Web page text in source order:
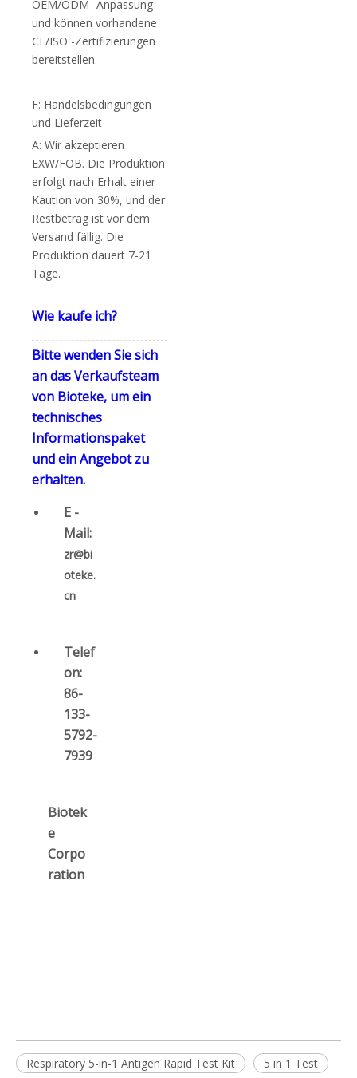
OEM/ODM -Anpassung
und können vorhandene
CE/ISO -Zertifizierungen
bereitstellen.
F: Handelsbedingungen
und Lieferzeit
A: Wir akzeptieren
EXW/FOB. Die Produktion
erfolgt nach Erhalt einer
Kaution von 30%, und der
Restbetrag ist vor dem
Versand fällig. Die
Produktion dauert 7-21
Tage.
Wie kaufe ich?
Bitte wenden Sie sich
an das Verkaufsteam
von Bioteke, um ein
technisches
Informationspaket
und ein Angebot zu
erhalten.
E -
Mail:
zr@bi
oteke.
cn
Telef
on:
86-
133-
5792-
7939
Biotek
e
Corpo
ration
Respiratory 5-in-1 Antigen Rapid Test Kit
5 in 1 Test